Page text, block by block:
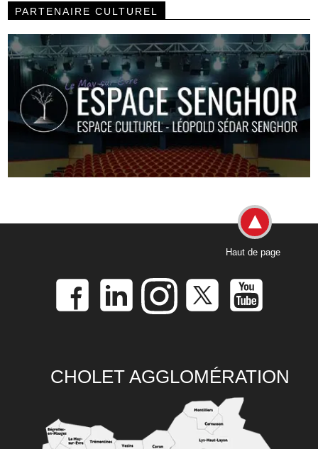
PARTENAIRE CULTUREL
Haut de page
CHOLET AGGLOMÉRATION